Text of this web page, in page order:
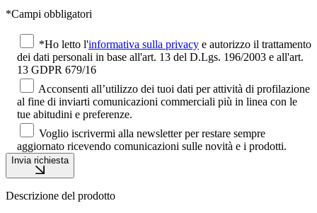
*Campi obbligatori
*Ho letto l'informativa sulla privacy e autorizzo il trattamento
dei dati personali in base all'art. 13 del D.Lgs. 196/2003 e all'art.
13 GDPR 679/16
Acconsenti all’utilizzo dei tuoi dati per attività di profilazione
al fine di inviarti comunicazioni commerciali più in linea con le
tue abitudini e preferenze.
Voglio iscrivermi alla newsletter per restare sempre
aggiornato ricevendo comunicazioni sulle novità e i prodotti.
Invia richiesta
Descrizione del prodotto